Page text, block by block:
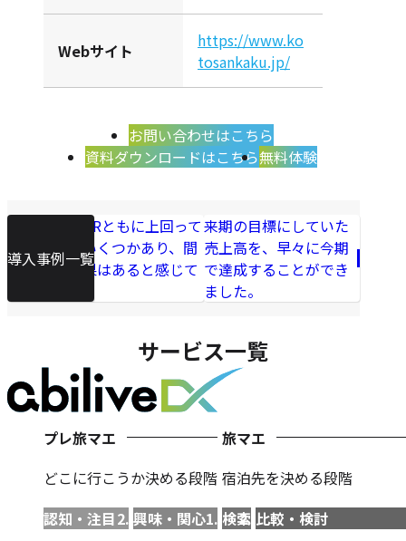
Webサイト
https://www.ko
tosankaku.jp/
お問い合わせはこちら
資料ダウンロードはこちら無料体験
ADR・RevPARともに上回って
きた店舗もいくつかあり、間
違いなく成果はあると感じて
導入事例一覧
来期の目標にしていた
売上高を、早々に今期
で達成することができ
ました。
サービス一覧
プレ旅マエ
どこに行こうか決める段階
認知・注目
興味・関心
旅マエ
宿泊先を決める段階
検索 比較・検討